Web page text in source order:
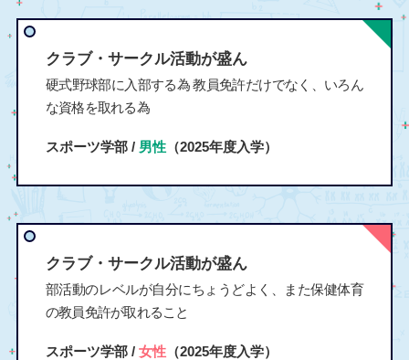
クラブ・サークル活動が盛ん
硬式野球部に入部する為 教員免許だけでなく、いろん
な資格を取れる為
スポーツ学部 / 男性（2025年度入学）
クラブ・サークル活動が盛ん
部活動のレベルが自分にちょうどよく、また保健体育
の教員免許が取れること
スポーツ学部 / 女性（2025年度入学）